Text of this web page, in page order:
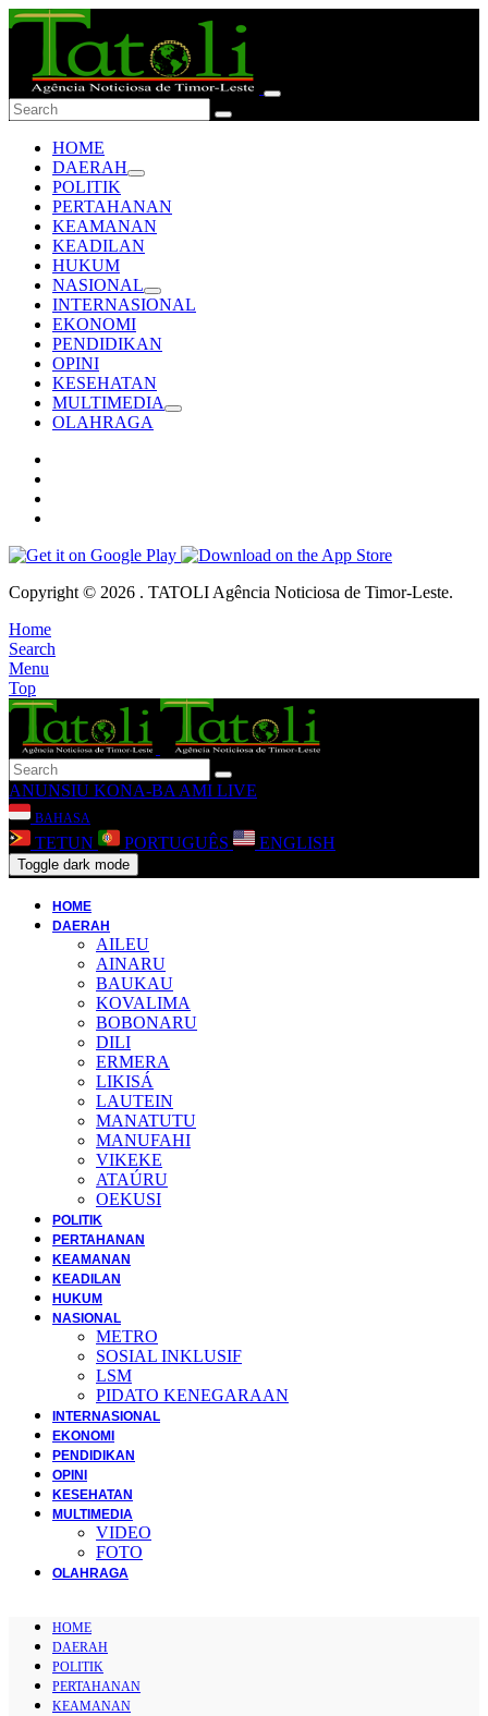
HOME
DAERAH
POLITIK
PERTAHANAN
KEAMANAN
KEADILAN
HUKUM
NASIONAL
INTERNASIONAL
EKONOMI
PENDIDIKAN
OPINI
KESEHATAN
MULTIMEDIA
OLAHRAGA
Copyright © 2026 . TATOLI Agência Noticiosa de Timor-Leste.
Home
Search
Menu
Top
ANUNSIU KONA-BA AMI LIVE
BAHASA
TETUN PORTUGUÊS ENGLISH
Toggle dark mode
HOME
DAERAH
AILEU
AINARU
BAUKAU
KOVALIMA
BOBONARU
DILI
ERMERA
LIKISÁ
LAUTEIN
MANATUTU
MANUFAHI
VIKEKE
ATAÚRU
OEKUSI
POLITIK
PERTAHANAN
KEAMANAN
KEADILAN
HUKUM
NASIONAL
METRO
SOSIAL INKLUSIF
LSM
PIDATO KENEGARAAN
INTERNASIONAL
EKONOMI
PENDIDIKAN
OPINI
KESEHATAN
MULTIMEDIA
VIDEO
FOTO
OLAHRAGA
HOME
DAERAH
POLITIK
PERTAHANAN
KEAMANAN